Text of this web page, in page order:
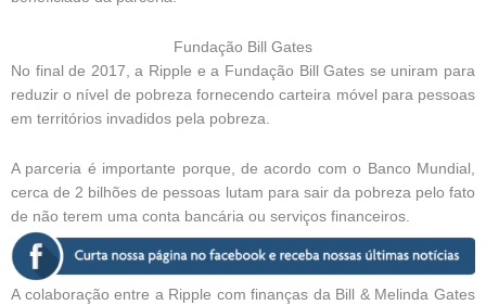
Fundação Bill Gates
No final de 2017, a Ripple e a Fundação Bill Gates se uniram para
reduzir o nível de pobreza fornecendo carteira móvel para pessoas
em territórios invadidos pela pobreza.
A parceria é importante porque, de acordo com o Banco Mundial,
cerca de 2 bilhões de pessoas lutam para sair da pobreza pelo fato
de não terem uma conta bancária ou serviços financeiros.
A colaboração entre a Ripple com finanças da Bill & Melinda Gates